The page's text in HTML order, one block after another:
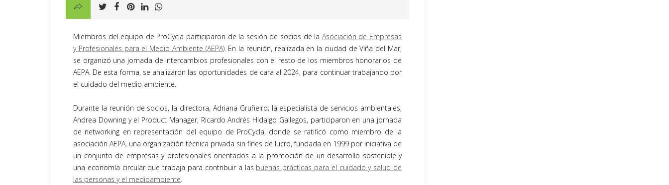
Miembros del equipo de ProCycla participaron de la sesión de socios de la Asociación de Empresas
y Profesionales para el Medio Ambiente (AEPA). En la reunión, realizada en la ciudad de Viña del Mar,
se organizó una jornada de intercambios profesionales con el resto de los miembros honorarios de
AEPA. De esta forma, se analizaron las oportunidades de cara al 2024, para continuar trabajando por
el cuidado del medio ambiente.
Durante la reunión de socios, la directora, Adriana Gruñeiro; la especialista de servicios ambientales,
Andrea Downing y el Product Manager, Ricardo Andrés Hidalgo Gallegos, participaron en una jornada
de networking en representación del equipo de ProCycla, donde se ratificó como miembro de la
asociación AEPA, una organización técnica privada sin fines de lucro, fundada en 1999 por iniciativa de
un conjunto de empresas y profesionales orientados a la promoción de un desarrollo sostenible y
una economía circular que trabaja para contribuir a las buenas prácticas para el cuidado y salud de
las personas y el medioambiente.